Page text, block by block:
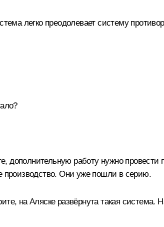
легко преодолевает систему
дополнительную работу нужно
производство. Они уже пошли в серию.
на Аляске развёрнута такая